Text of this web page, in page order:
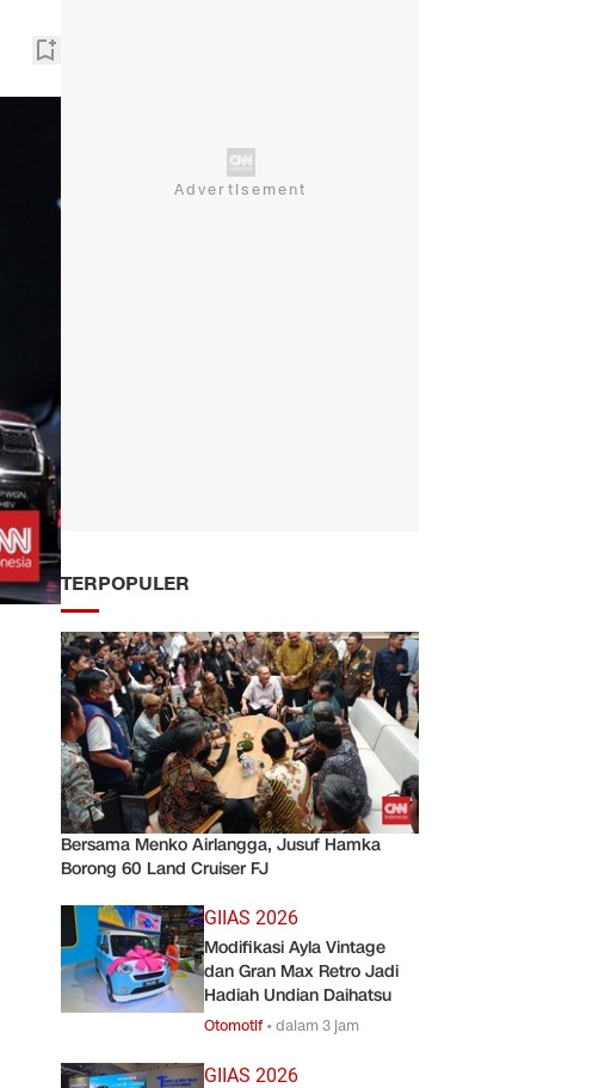
TERPOPULER
Bersama Menko Airlangga, Jusuf Hamka
Borong 60 Land Cruiser FJ
GIIAS 2026
Modifikasi Ayla Vintage
dan Gran Max Retro Jadi
Hadiah Undian Daihatsu
Otomotif•dalam 3 jam
GIIAS 2026